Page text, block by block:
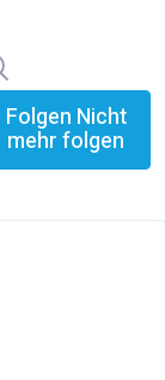
Folgen Nicht
mehr folgen